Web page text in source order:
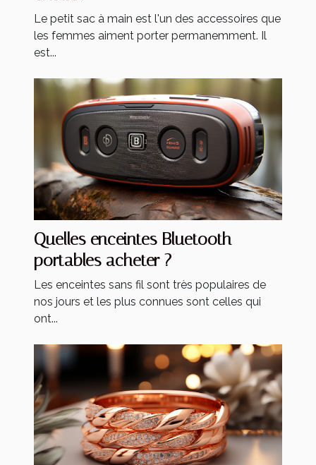
Le petit sac à main est l'un des accessoires que
les femmes aiment porter permanemment. Il
est...
Quelles enceintes Bluetooth
portables acheter ?
Les enceintes sans fil sont très populaires de
nos jours et les plus connues sont celles qui
ont...